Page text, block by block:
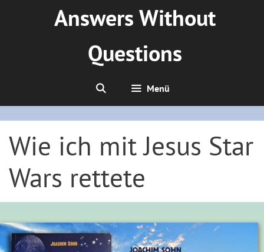
Answers Without
Questions
Menü
Wie ich mit Jesus Star
Wars rettete